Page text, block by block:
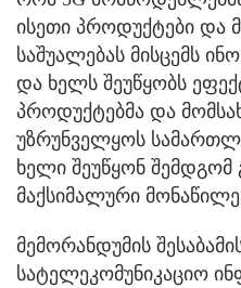
ისეთი პროდუქტები და
საშუალებას მისცემს
და ხელს შეუწყობს
პროდუქტებმა და
უზრუნველყოს
ხელი შეუწყონ შემდგომ
მაქსიმალური
მემორანდუმის
სატელეკომუნიკაციო